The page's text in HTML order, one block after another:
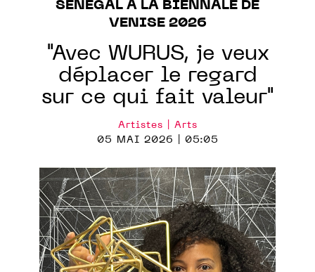
SÉNÉGAL À LA BIENNALE DE
VENISE 2026
"Avec WURUS, je veux
déplacer le regard
sur ce qui fait valeur"
Artistes | Arts
05 MAI 2026 | 05:05